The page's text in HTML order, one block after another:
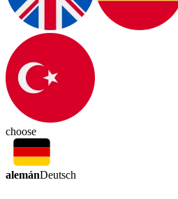
choose
alemánDeutsch